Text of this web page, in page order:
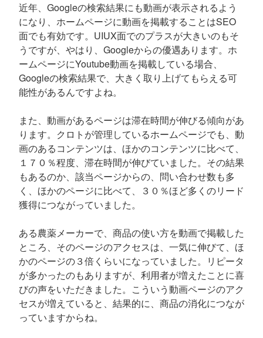
近年、Googleの検索結果にも動画が表示されるよう
になり、ホームページに動画を掲載することはSEO
面でも有効です。UIUX面でのプラスが大きいのもそ
うですが、やはり、Googleからの優遇あります。ホ
ームページにYoutube動画を掲載している場合、
Googleの検索結果で、大きく取り上げてもらえる可
能性があるんですよね。
また、動画があるページは滞在時間が伸びる傾向があ
ります。クロトが管理しているホームページでも、動
画のあるコンテンツは、ほかのコンテンツに比べて、
１７０％程度、滞在時間が伸びていました。その結果
もあるのか、該当ページからの、問い合わせ数も多
く、ほかのページに比べて、３０％ほど多くのリード
獲得につながっていました。
ある農薬メーカーで、商品の使い方を動画で掲載した
ところ、そのページのアクセスは、一気に伸びて、ほ
かのページの３倍くらいになっていました。リピータ
が多かったのもありますが、利用者が増えたことに喜
びの声をいただきました。こういう動画ページのアク
セスが増えていると、結果的に、商品の消化につなが
っていますからね。